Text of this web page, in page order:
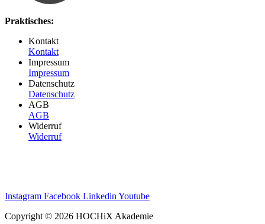
Praktisches:
Kontakt
Kontakt
Impressum
Impressum
Datenschutz
Datenschutz
AGB
AGB
Widerruf
Widerruf
Instagram Facebook LinkedinYoutube
Copyright © 2026 HOCHiX Akademie